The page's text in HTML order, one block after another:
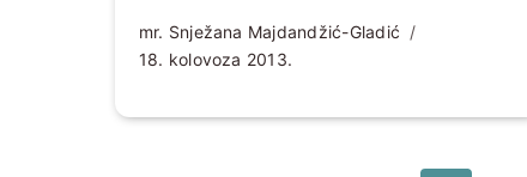
Srijema
mr. Snježana Majdandžić-Gladić
18. kolovoza 2013.